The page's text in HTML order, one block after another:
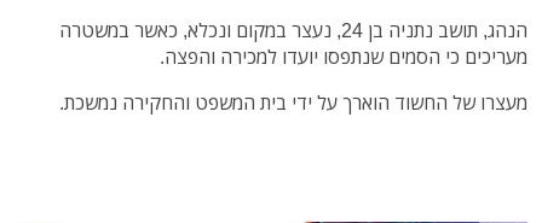
הנהג, תושב נתניה בן 24, נעצר במקום ונכלא, כאשר במשטרה
מעריכים כי הסמים שנתפסו יועדו למכירה והפצה.
מעצרו של החשוד הוארך על ידי בית המשפט והחקירה נמשכת.